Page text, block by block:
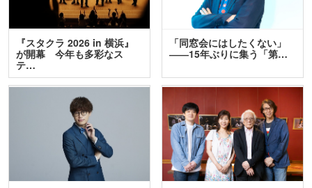
『スタクラ 2026 in 横浜』
が開幕 今年も多彩なス
テ…
「同窓会にはしたくない」
――15年ぶりに集う「第…